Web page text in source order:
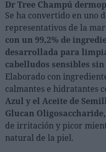
Dr Tree Champú
Se ha convertido en uno
representativos de la
con un 99,2% de
desarrollada para
cabelludos sensibles
Elaborado con
calmantes e hidratantes
Azul y el Aceite de
Glucan Oligosaccharide
de irritación y picor
natural de la piel.